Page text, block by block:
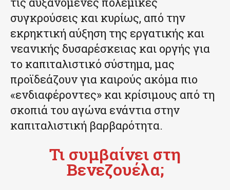
συγκρούσεις και κυρίως, από την
εκρηκτική αύξηση της εργατικής και
νεανικής δυσαρέσκειας και οργής για
το καπιταλιστικό σύστημα, μας
προϊδεάζουν για καιρούς ακόμα πιο
«ενδιαφέροντες» και κρίσιμους από τη
σκοπιά του αγώνα ενάντια στην
καπιταλιστική βαρβαρότητα.
Τι συμβαίνει στη
Βενεζουέλα;